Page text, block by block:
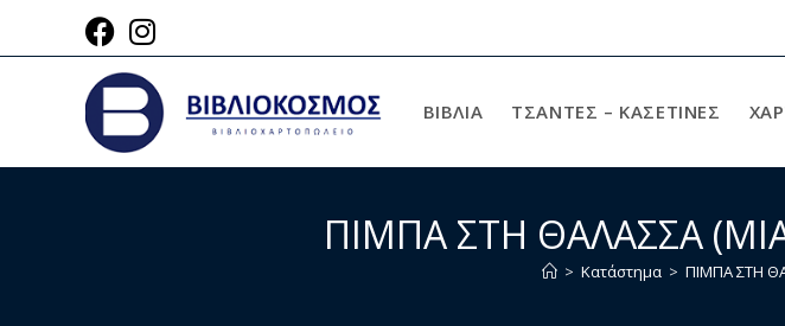
ΒΙΒΛΙΑ ΤΣΑΝΤΕΣ – ΚΑΣΕΤΙΝΕΣ
ΠΙΜΠΑ ΣΤΗ ΘΑΛΑΣΣΑ
> Κατάστημα > ΠΙΜΠΑ ΣΤΗ